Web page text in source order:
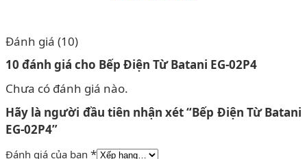
Đánh giá (10)
10 đánh giá cho Bếp Điện Từ Batani EG-02P4
Chưa có đánh giá nào.
Hãy là người đầu tiên nhận xét “Bếp Điện Từ Batani
EG-02P4”
Đánh giá của bạn *